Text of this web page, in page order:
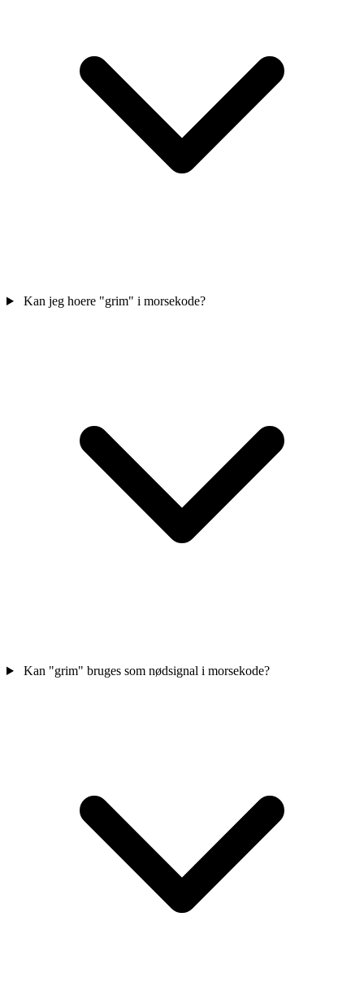
Kan jeg hoere "grim" i morsekode?
Kan "grim" bruges som nødsignal i morsekode?